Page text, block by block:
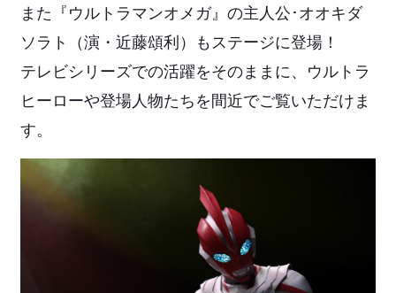
また『ウルトラマンオメガ』の主人公･オオキダ
ソラト（演・近藤頌利）もステージに登場！
テレビシリーズでの活躍をそのままに、ウルトラ
ヒーローや登場人物たちを間近でご覧いただけま
す。